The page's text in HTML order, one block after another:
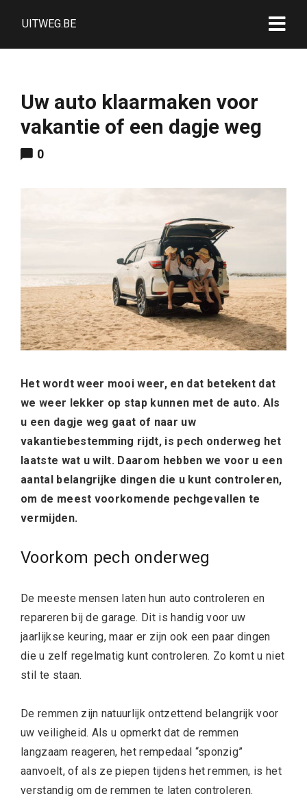
UITWEG.BE
Uw auto klaarmaken voor
vakantie of een dagje weg
0
Het wordt weer mooi weer, en dat betekent dat
we weer lekker op stap kunnen met de auto. Als
u een dagje weg gaat of naar uw
vakantiebestemming rijdt, is pech onderweg het
laatste wat u wilt. Daarom hebben we voor u een
aantal belangrijke dingen die u kunt controleren,
om de meest voorkomende pechgevallen te
vermijden.
Voorkom pech onderweg
De meeste mensen laten hun auto controleren en
repareren bij de garage. Dit is handig voor uw
jaarlijkse keuring, maar er zijn ook een paar dingen
die u zelf regelmatig kunt controleren. Zo komt u niet
stil te staan.
De remmen zijn natuurlijk ontzettend belangrijk voor
uw veiligheid. Als u opmerkt dat de remmen
langzaam reageren, het rempedaal “sponzig”
aanvoelt, of als ze piepen tijdens het remmen, is het
verstandig om de remmen te laten controleren.